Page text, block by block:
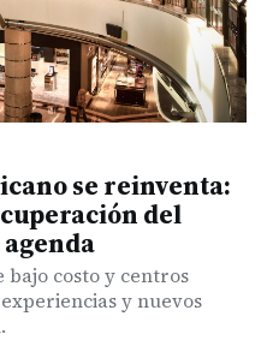
se reinventa:
del
bajo costo y centros
y nuevos